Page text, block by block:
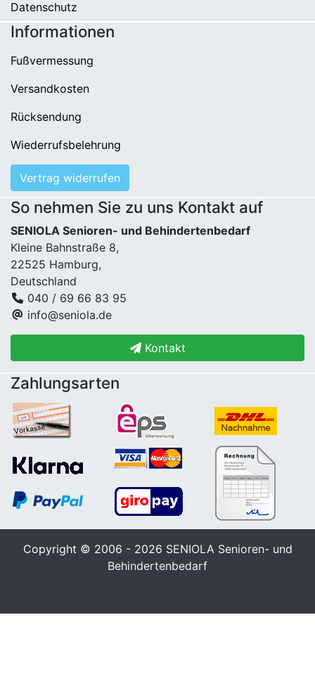
Datenschutz
Informationen
Fußvermessung
Versandkosten
Rücksendung
Wiederrufsbelehrung
Vertrag widerrufen
So nehmen Sie zu uns Kontakt auf
SENIOLA Senioren- und Behindertenbedarf
Kleine Bahnstraße 8,
22525 Hamburg,
Deutschland
040 / 69 66 83 95
info@seniola.de
Kontakt
Zahlungsarten
Copyright © 2006 - 2026 SENIOLA Senioren- und
Behindertenbedarf